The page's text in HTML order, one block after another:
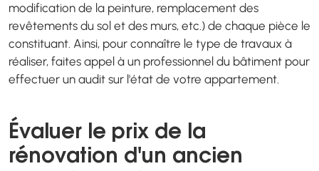
modification de la peinture, remplacement des
revêtements du sol et des murs, etc.) de chaque pièce le
constituant. Ainsi, pour connaître le type de travaux à
réaliser, faites appel à un professionnel du bâtiment pour
effectuer un audit sur l'état de votre appartement.
Évaluer le prix de la
rénovation d'un ancien